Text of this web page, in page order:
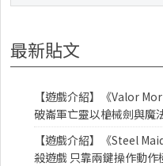
最新貼文
【遊戲介紹】《Valor
破崙軍亡靈以槍械劍與魔
【遊戲介紹】《Steel
殺遊戲 只靠兩鍵操作動